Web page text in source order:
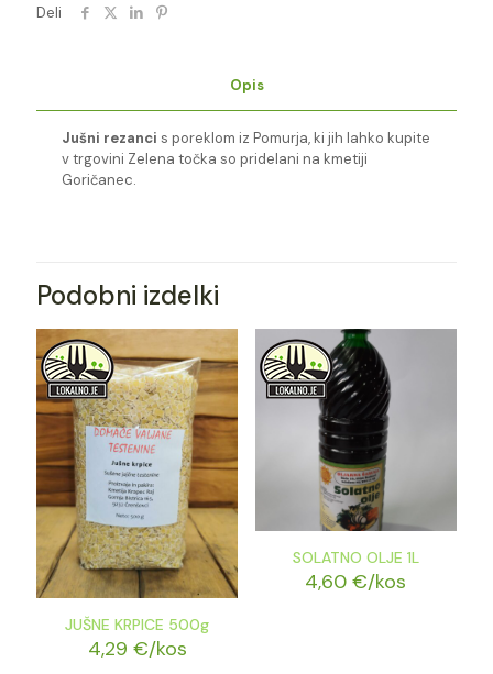
Deli
Opis
Jušni rezanci s poreklom iz Pomurja, ki jih lahko kupite
v trgovini Zelena točka so pridelani na kmetiji
Goričanec.
Podobni izdelki
JUŠNE KRPICE 500g
4,29 €/kos
SOLATNO OLJE 1L
4,60€/kos